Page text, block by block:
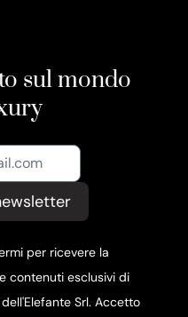
sul mondo
per ricevere la
contenuti esclusivi di
Srl. Accetto